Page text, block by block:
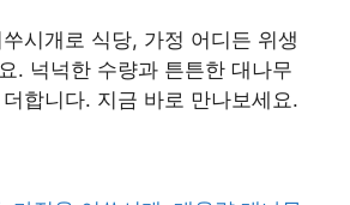
시개로 식당, 가정 어디든 위생
. 넉넉한 수량과 튼튼한 대나무
합니다. 지금 바로 만나보세요.